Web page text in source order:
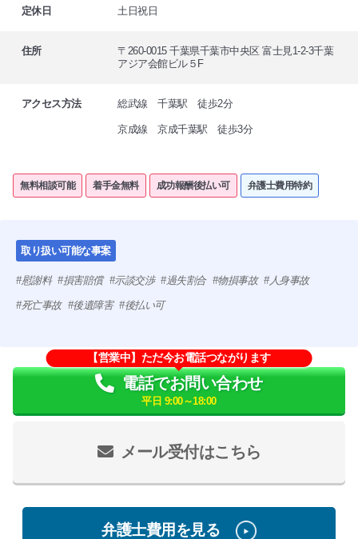
定休日 土日祝日
住所
〒260-0015 千葉県千葉市中央区 富士見1-2-3千葉
アジア会館ビル５F
アクセス方法 総武線 千葉駅 徒歩2分
京成線 京成千葉駅 徒歩3分
無料相談可能 着手金無料 成功報酬後払い可 弁護士費用特約
取り扱い可能な事案
慰謝料 損害賠償 示談交渉 過失割合 物損事故 人身事故
死亡事故 後遺障害 後払い可
メール受付はこちら
【営業中】ただ今お電話つながります
電話でお問い合わせ
平日 9:00～18:00
弁護士費用を見る